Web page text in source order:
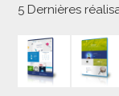
5 Dernières